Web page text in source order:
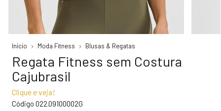
Início Moda Fitness Blusas & Regatas
Regata Fitness sem Costura
Cajubrasil
Clique e veja!
Código 022.09100002G